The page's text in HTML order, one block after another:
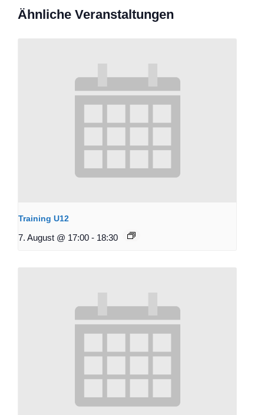
Ähnliche Veranstaltungen
Training U12
7. August @ 17:00 - 18:30